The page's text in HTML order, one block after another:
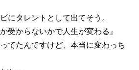
にタレントとして出てそう。
受からないかで人生が変わる』
てたんですけど、本当に変わっち